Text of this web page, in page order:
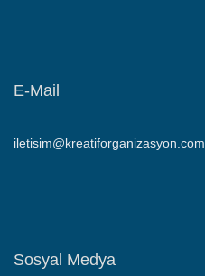
E-Mail
iletisim@kreatiforganizasyon.com
Sosyal Medya